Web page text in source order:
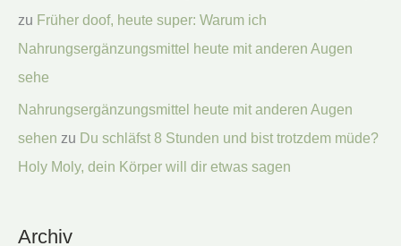
zu Früher doof, heute super: Warum ich
Nahrungsergänzungsmittel heute mit anderen Augen
sehe
Nahrungsergänzungsmittel heute mit anderen Augen
sehen zu Du schläfst 8 Stunden und bist trotzdem müde?
Holy Moly, dein Körper will dir etwas sagen
Archiv